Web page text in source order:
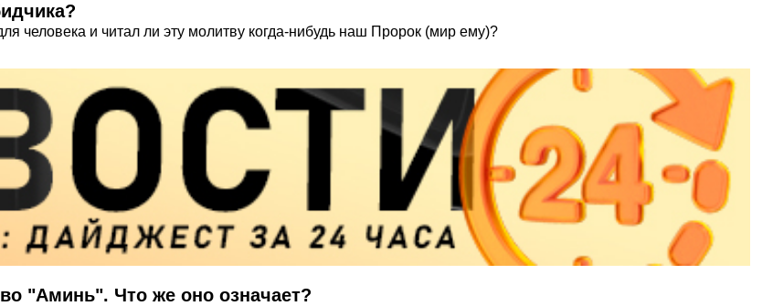
человека и читал ли эту молитву когда-нибудь наш Пророк (мир ему)?
"Аминь". Что же оно означает?